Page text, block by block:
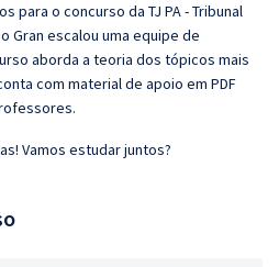
para o concurso da TJ PA - Tribunal
Gran escalou uma equipe de
aborda a teoria dos tópicos mais
com material de apoio em PDF
Vamos estudar juntos?